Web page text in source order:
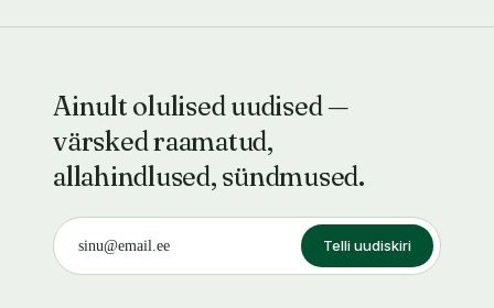
Ainult olulised uudised —
värsked raamatud,
allahindlused, sündmused.
Telli uudiskiri